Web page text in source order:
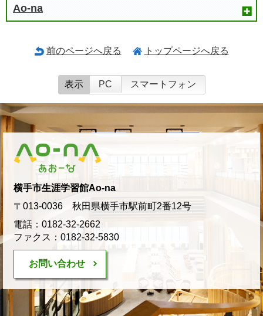
Ao-na
前のページへ戻る トップページへ戻る
表示 PC スマートフォン
横手市生涯学習館Ao-na
〒013-0036 秋田県横手市駅前町2番12号
電話：0182-32-2662
ファクス：0182-32-5830
お問い合わせ